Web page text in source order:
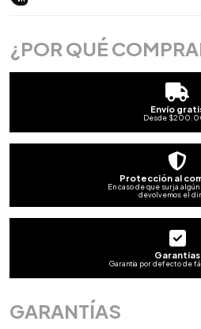
¿POR QUÉ
Envío
Desde
Protección al
En caso de que surja
devolvemos el
Garantías
Garantía por defecto de
GARANTÍAS